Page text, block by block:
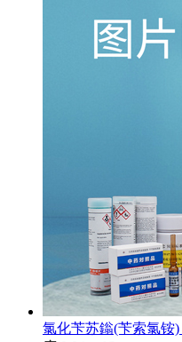
氯化苄苏鎓(苄索氯铵)